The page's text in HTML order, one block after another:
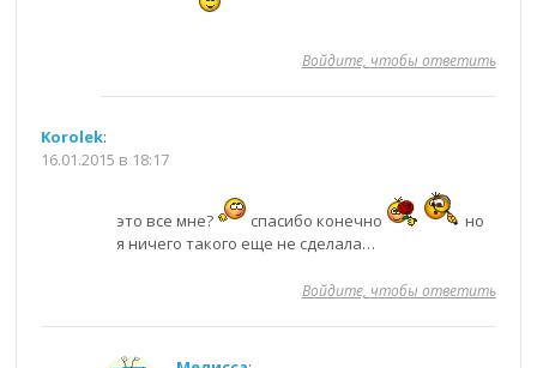
Войдите, чтобы ответить
Korolek:
16.01.2015 в 18:17
это все мне? спасибо конечно
но
я ничего такого еще не сделала…
Войдите, чтобы ответить